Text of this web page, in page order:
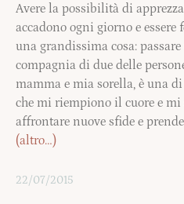
Avere la possibilità di
accadono ogni giorno e essere
una grandissima cosa:
compagnia di due delle
mamma e mia sorella, è una
che mi riempiono il cuore e
affrontare nuove sfide e
(altro…)
22/07/2015